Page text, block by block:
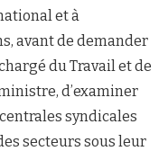
et à
avant de demander
du Travail et de
d’examiner
syndicales
secteurs sous leur